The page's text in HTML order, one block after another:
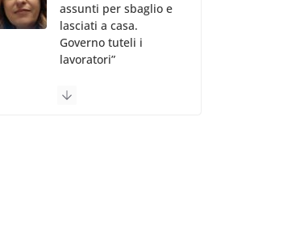
assunti per sbaglio e
lasciati a casa.
Governo tuteli i
lavoratori”